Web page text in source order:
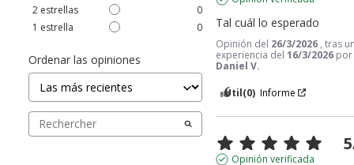
2 estrellas
0
1 estrella 0
Ordenar las opiniones
Tal cuál lo esperado
Opinión del 26/3/2026 , tras
experiencia del16/3/2026 por
Daniel V.
Útil(0) Informe
5
Opinión verificada